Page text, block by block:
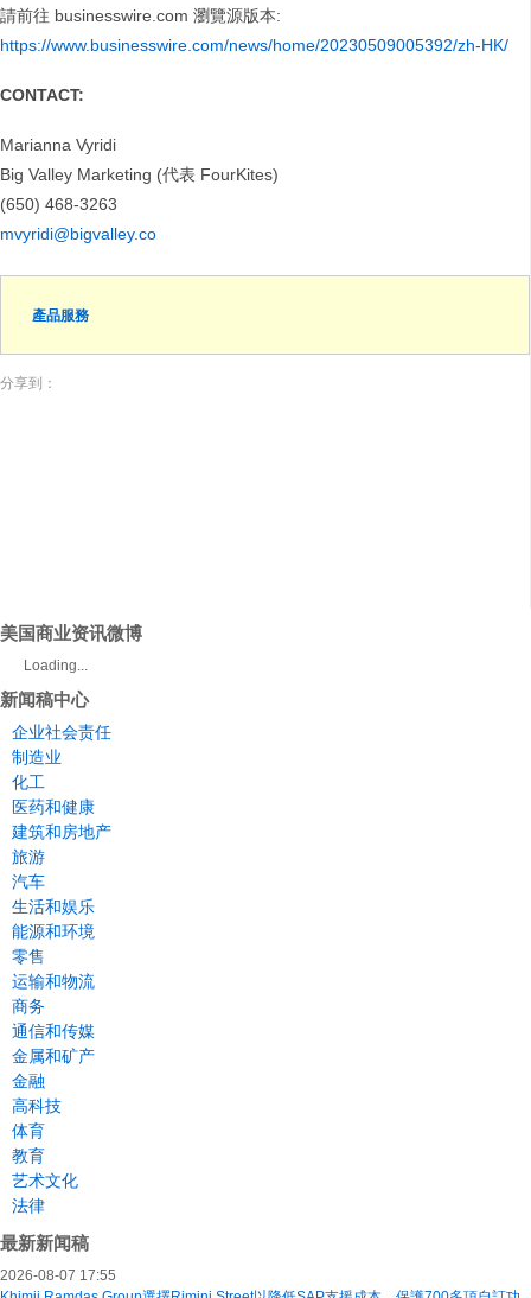
請前往 businesswire.com 瀏覽源版本:
https://www.businesswire.com/news/home/20230509005392/zh-HK/
CONTACT:
Marianna Vyridi
Big Valley Marketing (代表 FourKites)
(650) 468-3263
mvyridi@bigvalley.co
產品服務
分享到：
美国商业资讯微博
Loading...
新闻稿中心
企业社会责任
制造业
化工
医药和健康
建筑和房地产
旅游
汽车
生活和娱乐
能源和环境
零售
运输和物流
商务
通信和传媒
金属和矿产
金融
高科技
体育
教育
艺术文化
法律
最新新闻稿
2026-08-07 17:55